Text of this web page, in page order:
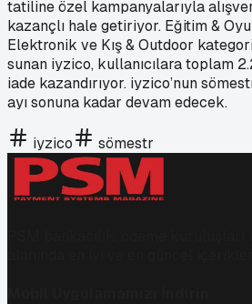
tatiline özel kampanyalarıyla
kazançlı hale getiriyor. Eğitim &
Elektronik ve Kış & Outdoor
sunan iyzico, kullanıcılara toplam
iade kazandırıyor. iyzico’nun
ayı sonuna kadar devam edecek.
iyzico sömestr